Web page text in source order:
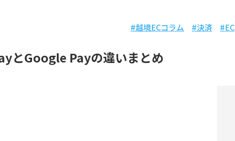
越境ECコラム 決済 EC
とGoogle Payの違いまとめ